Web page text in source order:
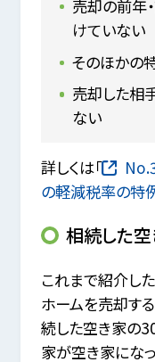
売却の前年
けていない
そのほかの
売却した相
ない
詳しくは「
の軽減税率の特
相続した
これまで紹介し
ホームを売却す
続した空き家の
家が空き家にな